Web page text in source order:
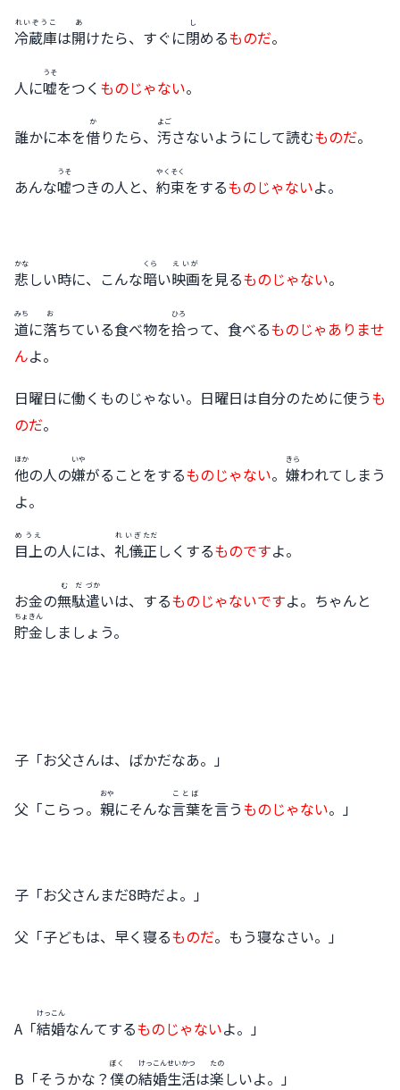
冷蔵庫
れいぞうこ
は開
あ
けたら、すぐに閉
し
めるものだ。
人に嘘
うそ
をつく ものじゃない。
誰かに本を借
か
りたら、 汚
よご
さないようにして読むものだ。
あんな嘘
うそ
つきの人と、 約束
やくそく
をするものじゃないよ。
悲
かな
しい時に、こんな暗
くら
い映画
えいが
を見るものじゃない。
道
みち
に落
お
ちている食べ物を拾
ひろ
って、食べるものじゃありませ
んよ。
日曜日に働くものじゃない。日曜日は自分のために使うも
のだ。
他
ほか
の人の嫌
いや
がることをするものじゃない。 嫌
きら
われてしまう
よ。
目上
めうえ
の人には、 礼儀
れいぎ
正
ただ
しくするものですよ。
お金の無駄
むだ
遣
づか
いは、するものじゃないですよ。ちゃんと
貯金
ちょきん
しましょう。
子「お父さんは、ばかだなあ。」
父「こらっ。 親
おや
にそんな言葉
ことば
を言うものじゃない。」
子「お父さんまだ8時だよ。」
父「子どもは、早く寝るものだ。もう寝なさい。」
A「結婚
けっこん
なんてするものじゃないよ。」
B「そうかな？僕
ぼく
の結婚
けっこん
生活
せいかつ
は楽
たの
しいよ。」